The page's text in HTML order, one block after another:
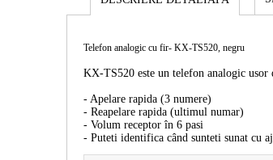
Telefon analogic cu fir- KX-TS520, negru
KX-TS520 este un telefon analogic usor
- Apelare rapida (3 numere)
- Reapelare rapida (ultimul numar)
- Volum receptor în 6 pasi
- Puteti identifica când sunteti sunat cu